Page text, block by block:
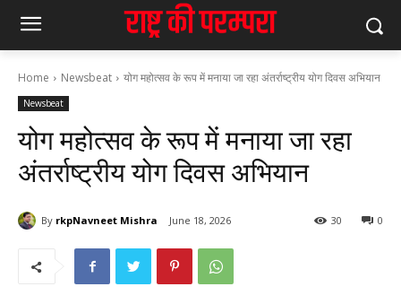
Home Newsbeat योग महोत्सव के रूप में मनाया जा रहा अंतर्राष्ट्रीय योग दिवस अभियान
Newsbeat
योग महोत्सव के रूप में मनाया जा रहा
अंतर्राष्ट्रीय योग दिवस अभियान
By rkpNavneet Mishra June 18, 2026 0
30